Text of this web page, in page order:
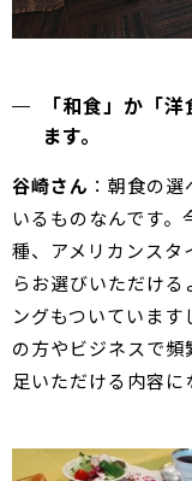
「和食」か「
ます。
谷崎さん ：朝食の
いるものなんです
種、アメリカンス
らお選びいただけ
ングもついていま
の方やビジネスで
足いただける内容に